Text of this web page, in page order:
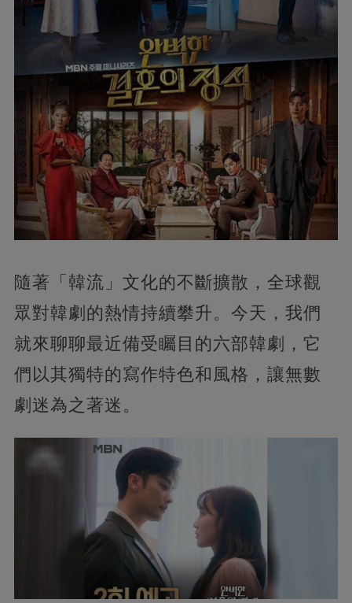
隨著「韓流」文化的不斷擴散，全球觀
眾對韓劇的熱情持續攀升。今天，我們
就來聊聊最近備受矚目的六部韓劇，它
們以其獨特的寫作特色和風格，讓無數
劇迷為之著迷。